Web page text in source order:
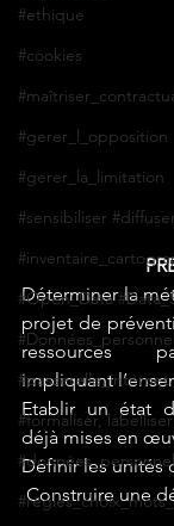
#ethique
#cookies
#gerer_l_opposition
#gerer_la_limitation
#sensibiliser
#Open_Data
#passerelle_internet
#formaliser,
Déterminer la
projet de
ressources
impliquant
Etablir un état
déjà mises en
Définir les unités
Construire une